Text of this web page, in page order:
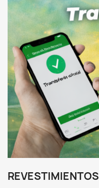
REVESTIMIENTOS